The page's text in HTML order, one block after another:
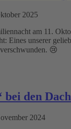
2025
am 11.
Eines unserer
😢
bei den
2024